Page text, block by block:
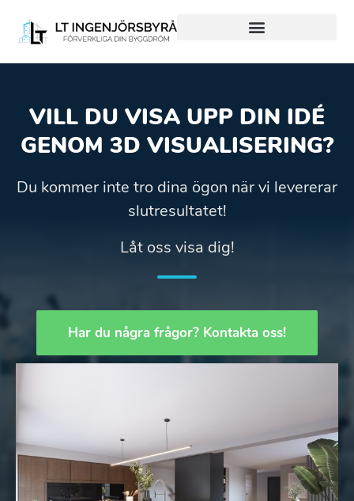
VILL DU VISA UPP DIN IDÉ
GENOM 3D VISUALISERING?
Du kommer inte tro dina ögon när vi levererar
slutresultatet!
Låt oss visa dig!
Har du några frågor? Kontakta oss!